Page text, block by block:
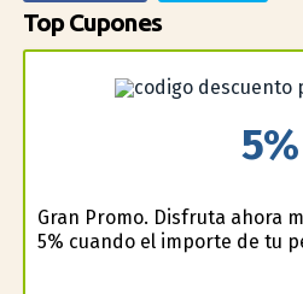
Top Cupones
5%
Gran Promo. Disfruta ahora
5% cuando el importe de tu